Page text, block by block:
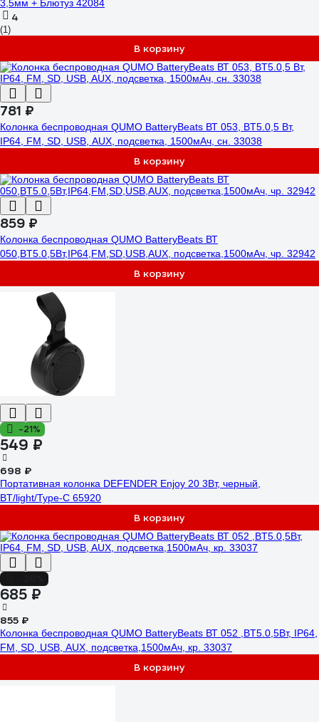
3,5мм + Блютуз 42084
4
(1)
В корзину
781 ₽
Колонка беспроводная QUMO BatteryBeats ВТ 053, BT5.0,5 Вт,
IP64, FM, SD, USB, AUX, подсветка, 1500мАч, сн. 33038
В корзину
859 ₽
Колонка беспроводная QUMO BatteryBeats ВТ
050,BT5.0,5Вт,IP64,FM,SD,USB,AUX, подсветка,1500мАч, чр. 32942
В корзину
-21%
549 ₽
698 ₽
Портативная колонка DEFENDER Enjoy 20 3Вт, черный,
BT/light/Type-C 65920
В корзину
685 ₽
855 ₽
Колонка беспроводная QUMO BatteryBeats ВТ 052 ,BT5.0,5Вт, IP64,
FM, SD, USB, AUX, подсветка,1500мАч, кр. 33037
В корзину